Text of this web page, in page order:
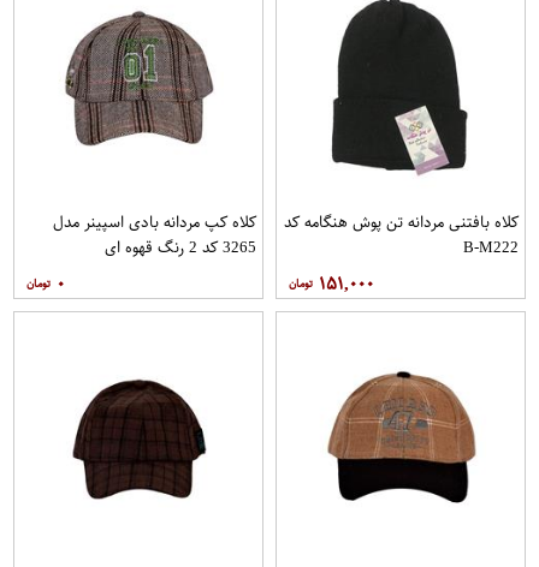
کلاه بافتنی مردانه تن پوش هنگامه کد
B-M222
۱۵۱,۰۰۰
کلاه کپ مردانه بادی اسپینر مدل
3265 کد 2 رنگ قهوه ای
۰